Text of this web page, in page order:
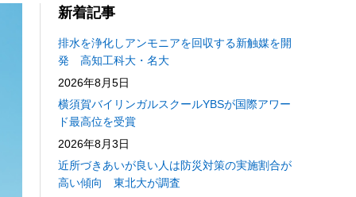
新着記事
排水を浄化しアンモニアを回収する新触媒を開
発 高知工科大・名大
2026年8月5日
横須賀バイリンガルスクールYBSが国際アワー
ド最高位を受賞
2026年8月3日
近所づきあいが良い人は防災対策の実施割合が
高い傾向 東北大が調査